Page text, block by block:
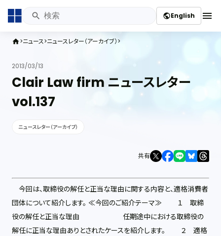
publicEnglish menu
home ニュース ニュースレター（アーカイブ）
2013/03/13
Clair Law firm ニュースレター
vol.137
ニュースレター（アーカイブ）
共有
今回は、取締役の解任と正当な理由に関する内容と、適格消費者
団体について紹介します。 ≪今回のご紹介テーマ≫ １ 取締
役の解任と正当な理由 任期途中における取締役の
解任に正当な理由ありとされたケースを紹介します。 ２ 適格